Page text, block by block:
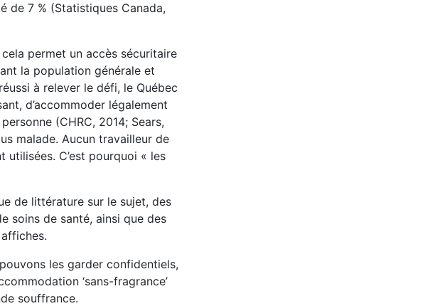
de 7 % (Statistiques Canada,
permet un accès sécuritaire
la population générale et
à relever le défi, le Québec
d’accommoder légalement
(CHRC, 2014; Sears,
malade. Aucun travailleur de
utilisées. C’est pourquoi « les
de littérature sur le sujet, des
soins de santé, ainsi que des
les garder confidentiels,
‘sans-fragrance’
souffrance.